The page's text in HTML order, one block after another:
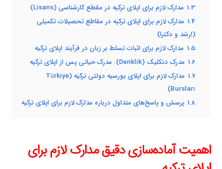
1.3 مدارک لازم برای اپلای ترکیه در مقطع کارشناسی (Lisans)
1.4 مدارک لازم برای اپلای ترکیه در مقاطع تحصیلات تکمیلی
(ارشد و دکترا)
1.5 مدارک لازم برای اثبات تسلط بر زبان در فرآیند اپلای ترکیه
1.6 مدرک دنکلیک (Denklik): مدرک حیاتی پس از اپلای ترکیه
1.7
مدارک لازم برای اپلای بورسیه دولتی ترکیه (Türkiye
Bursları)
1.8 پرسش و پاسخ‌های متداول درباره مدارک لازم برای اپلای ترکیه
اهمیت آماده‌سازی دقیق مدارک لازم برای